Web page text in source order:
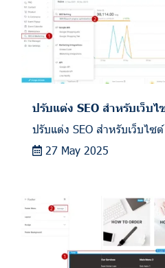
ปรับแต่ง SEO สำหรับเว็บไ
ปรับแต่ง SEO สำหรับเว็บไซต์
27 May 2025